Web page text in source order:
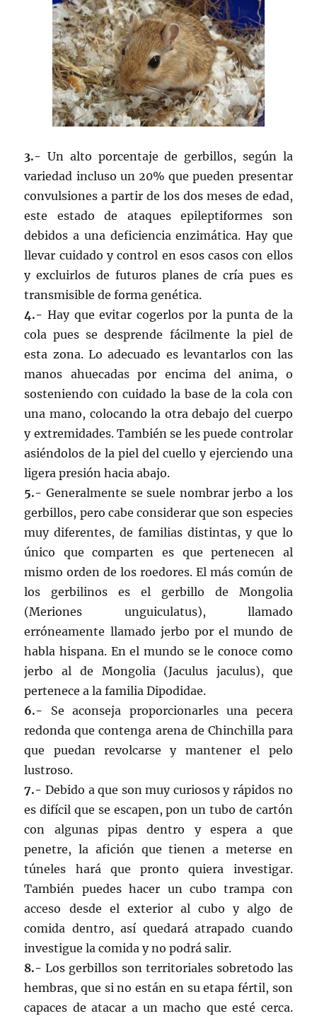
3.- Un alto porcentaje de gerbillos, según la
variedad incluso un 20% que pueden presentar
convulsiones a partir de los dos meses de edad,
este estado de ataques epileptiformes son
debidos a una deficiencia enzimática. Hay que
llevar cuidado y control en esos casos con ellos
y excluirlos de futuros planes de cría pues es
transmisible de forma genética.
4.- Hay que evitar cogerlos por la punta de la
cola pues se desprende fácilmente la piel de
esta zona. Lo adecuado es levantarlos con las
manos ahuecadas por encima del anima, o
sosteniendo con cuidado la base de la cola con
una mano, colocando la otra debajo del cuerpo
y extremidades. También se les puede controlar
asiéndolos de la piel del cuello y ejerciendo una
ligera presión hacia abajo.
5.- Generalmente se suele nombrar jerbo a los
gerbillos, pero cabe considerar que son especies
muy diferentes, de familias distintas, y que lo
único que comparten es que pertenecen al
mismo orden de los roedores. El más común de
los gerbilinos es el gerbillo de Mongolia
(Meriones unguiculatus), llamado
erróneamente llamado jerbo por el mundo de
habla hispana. En el mundo se le conoce como
jerbo al de Mongolia (Jaculus jaculus), que
pertenece a la familia Dipodidae.
6.- Se aconseja proporcionarles una pecera
redonda que contenga arena de Chinchilla para
que puedan revolcarse y mantener el pelo
lustroso.
7.-Debido a que son muy curiosos y rápidos no
es difícil que se escapen, pon un tubo de cartón
con algunas pipas dentro y espera a que
penetre, la afición que tienen a meterse en
túneles hará que pronto quiera investigar.
También puedes hacer un cubo trampa con
acceso desde el exterior al cubo y algo de
comida dentro, así quedará atrapado cuando
investigue la comida y no podrá salir.
8.- Los gerbillos son territoriales sobretodo las
hembras, que si no están en su etapa fértil, son
capaces de atacar a un macho que esté cerca.